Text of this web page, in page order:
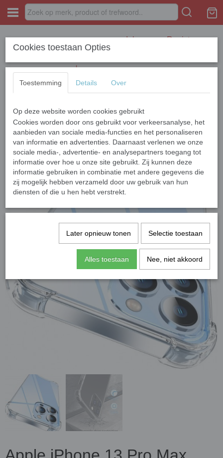
Inloggen Registreren
Home › APPLE › iPhone 13 Series › iPhone 13 Pro Max
13 Pro Max Siliconen Anti Shock
Cookies toestaan Opties
Toestemming Details Over
Op deze website worden cookies gebruikt
Cookies worden door ons gebruikt voor verkeersanalyse, het
aanbieden van sociale media-functies en het personaliseren
van informatie en advertenties. Daarnaast verlenen we onze
sociale media-, advertentie- en analysepartners toegang tot
informatie over hoe u onze site gebruikt. Zij kunnen deze
informatie gebruiken in combinatie met andere gegevens die
zij mogelijk hebben verzameld door uw gebruik van hun
diensten of die u hen hebt verstrekt.
Later opnieuw tonen Selectie toestaan
Alles toestaan Nee, niet akkoord